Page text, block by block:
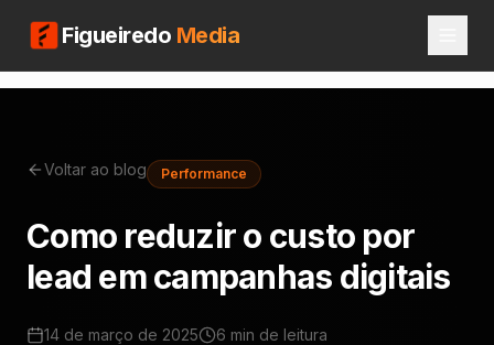
Figueiredo Media
Voltar ao blog Performance
Como reduzir o custo por
lead em campanhas digitais
14 de março de 2025 6 min de leitura